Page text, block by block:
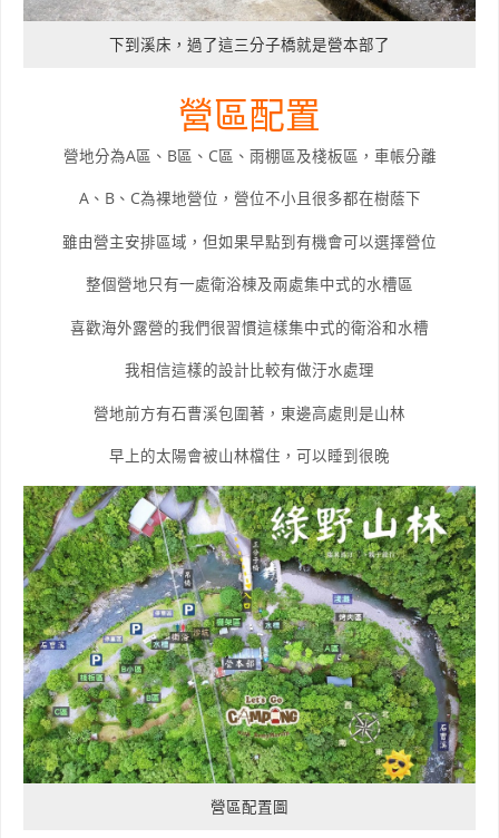
下到溪床，過了這三分子橋就是營本部了
營區配置
營地分為A區、B區、C區、雨棚區及棧板區，車帳分離
A、B、C為裸地營位，營位不小且很多都在樹蔭下
雖由營主安排區域，但如果早點到有機會可以選擇營位
整個營地只有一處衛浴棟及兩處集中式的水槽區
喜歡海外露營的我們很習慣這樣集中式的衛浴和水槽
我相信這樣的設計比較有做汙水處理
營地前方有石曹溪包圍著，東邊高處則是山林
早上的太陽會被山林檔住，可以睡到很晚
營區配置圖